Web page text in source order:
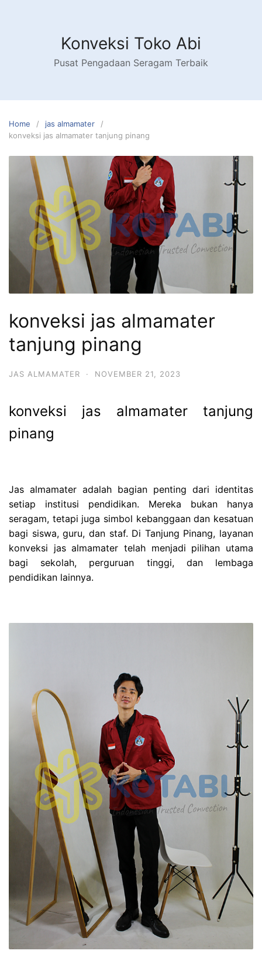
Konveksi Toko Abi
Pusat Pengadaan Seragam Terbaik
Home
jas almamater
konveksi jas almamater tanjung pinang
konveksi jas almamater
tanjung pinang
JAS ALMAMATER · NOVEMBER 21, 2023
konveksi jas almamater tanjung
pinang
Jas almamater adalah bagian penting dari identitas
setiap institusi pendidikan. Mereka bukan hanya
seragam, tetapi juga simbol kebanggaan dan kesatuan
bagi siswa, guru, dan staf. Di Tanjung Pinang, layanan
konveksi jas almamater telah menjadi pilihan utama
bagi sekolah, perguruan tinggi, dan lembaga
pendidikan lainnya.